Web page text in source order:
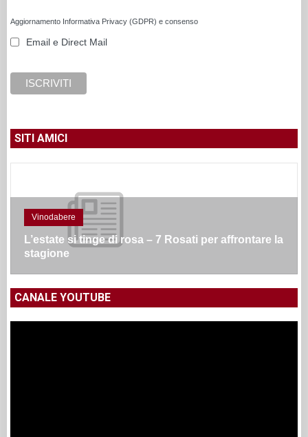
Aggiornamento Informativa Privacy (GDPR) e consenso
Email e Direct Mail
SITI AMICI
Vinodabere
L’estate si tinge di rosa – 7 Rosati per affrontare la
stagione
CANALE YOUTUBE